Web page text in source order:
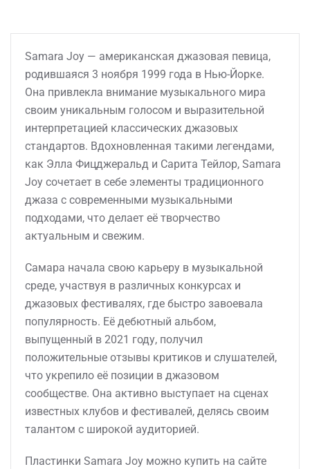
Samara Joy — американская джазовая певица,
родившаяся 3 ноября 1999 года в Нью-Йорке.
Она привлекла внимание музыкального мира
своим уникальным голосом и выразительной
интерпретацией классических джазовых
стандартов. Вдохновленная такими легендами,
как Элла Фицджеральд и Сарита Тейлор, Samara
Joy сочетает в себе элементы традиционного
джаза с современными музыкальными
подходами, что делает её творчество
актуальным и свежим.
Самара начала свою карьеру в музыкальной
среде, участвуя в различных конкурсах и
джазовых фестивалях, где быстро завоевала
популярность. Её дебютный альбом,
выпущенный в 2021 году, получил
положительные отзывы критиков и слушателей,
что укрепило её позиции в джазовом
сообществе. Она активно выступает на сценах
известных клубов и фестивалей, делясь своим
талантом с широкой аудиторией.
Пластинки Samara Joy можно купить на сайте